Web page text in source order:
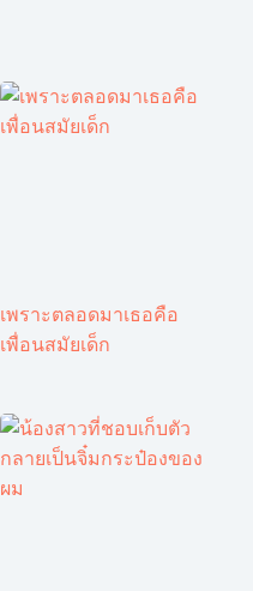
เพราะตลอดมาเธอคือ
เพื่อนสมัยเด็ก